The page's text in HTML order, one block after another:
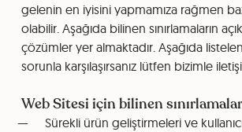
gelenin en iyisini yapmamıza rağmen
olabilir. Aşağıda bilinen sınırlamaların
çözümler yer almaktadır. Aşağıda
sorunla karşılaşırsanız lütfen bizimle
Web Sitesi için bilinen
Sürekli ürün geliştirmeleri ve